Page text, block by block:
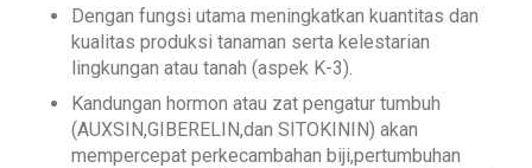
Dengan fungsi utama meningkatkan kuantitas dan
kualitas produksi tanaman serta kelestarian
lingkungan atau tanah (aspek K-3).
Kandungan hormon atau zat pengatur tumbuh
(AUXSIN,GIBERELIN,dan SITOKININ) akan
mempercepat perkecambahan biji,pertumbuhan